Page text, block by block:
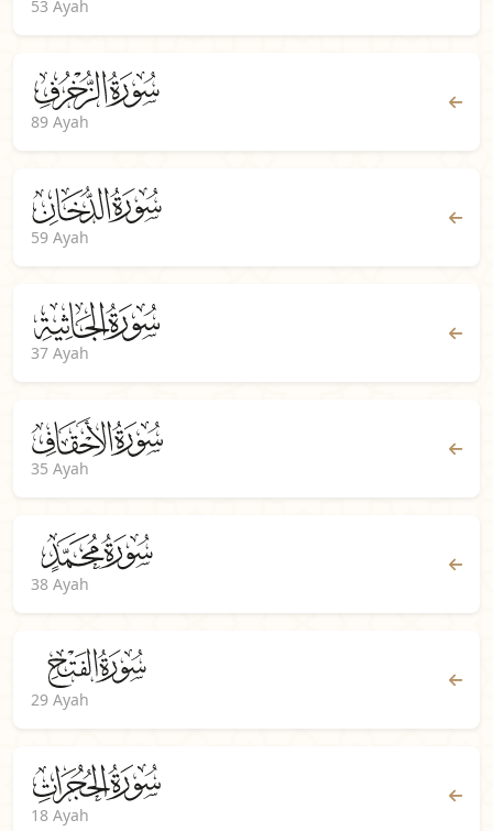
53 Ayah
89 Ayah
59 Ayah
37 Ayah
35 Ayah
38 Ayah
29 Ayah
18 Ayah